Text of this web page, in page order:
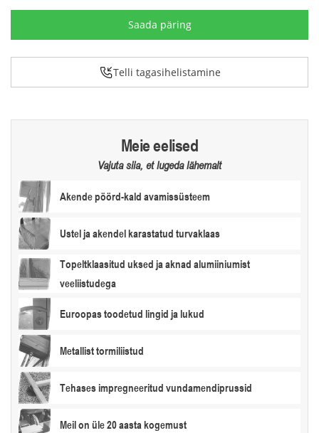
Telli tagasihelistamine
Meie eelised
Vajuta siia, et lugeda lähemalt
Akende pöörd-kald avamissüsteem
Ustel ja akendel karastatud turvaklaas
Topeltklaasitud uksed ja aknad alumiiniumist
veeliistudega
Euroopas toodetud lingid ja lukud
Metallist tormiliistud
Tehases impregneeritud vundamendiprussid
Meil on üle 20 aasta kogemust